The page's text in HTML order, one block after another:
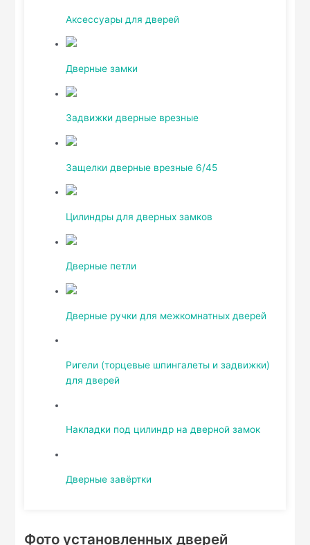
Аксессуары для дверей
Дверные замки
Задвижки дверные врезные
Защелки дверные врезные 6/45
Цилиндры для дверных замков
Дверные петли
Дверные ручки для межкомнатных дверей
Ригели (торцевые шпингалеты и задвижки)
для дверей
Накладки под цилиндр на дверной замок
Дверные завёртки
Фото установленных дверей